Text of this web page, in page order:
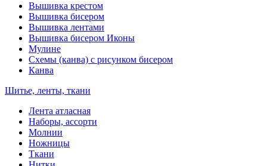
Вышивка крестом
Вышивка бисером
Вышивка лентами
Вышивка бисером Иконы
Мулине
Схемы (канва) с рисунком бисером
Канва
Шитье, ленты, ткани
Лента атласная
Наборы, ассорти
Молнии
Ножницы
Ткани